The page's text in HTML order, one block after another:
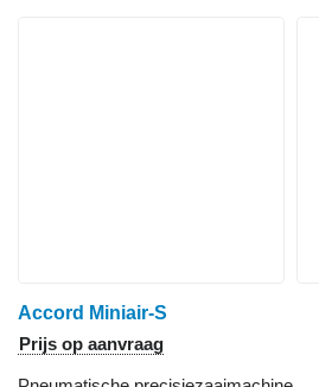
Accord Miniair-S
Prijs op aanvraag